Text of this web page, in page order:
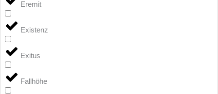
Eremit
Existenz
Exitus
Fallhöhe